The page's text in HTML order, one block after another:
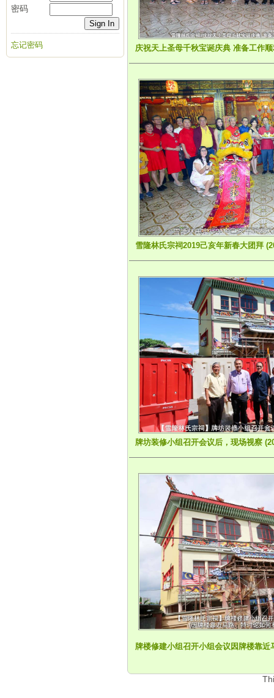
密码
忘记密码 庆祝天上圣母千秋宝诞庆典 准备工作
雪隆林氏宗祠2019己亥年新春大团拜
牌坊装修小组召开会议后，现场视察
牌楼修建小组召开小组会议因牌楼靠